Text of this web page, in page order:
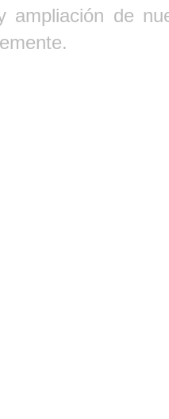
ampliación de